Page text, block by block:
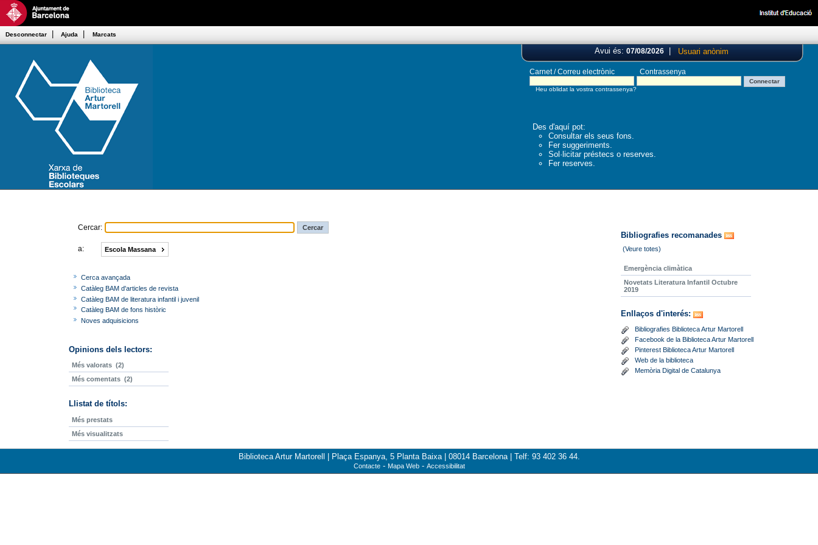
Desconnectar Ajuda Marcats
Avui és:07/08/2026 | Usuari anònim
Carnet / Correu electrònic Contrassenya
Connectar
Heu oblidat la vostra contrassenya?
Des d'aquí pot:
Consultar els seus fons.
Fer suggeriments.
Sol·licitar préstecs o reserves.
Fer reserves.
Cercar: Cercar
a: Escola Massana
Cerca avançada
Catàleg BAM d'articles de revista
Catàleg BAM de literatura infantil i juvenil
Catàleg BAM de fons històric
Noves adquisicions
Opinions dels lectors:
Més valorats (2)
Més comentats (2)
Llistat de títols:
Més prestats
Més visualitzats
Bibliografies recomanades
(Veure totes)
Emergència climàtica
Novetats Literatura Infantil Octubre
2019
Enllaços d'interés:
Bibliografies Biblioteca Artur Martorell
Facebook de la Biblioteca Artur Martorell
Pinterest Biblioteca Artur Martorell
Web de la biblioteca
Memòria Digital de Catalunya
Biblioteca Artur Martorell | Plaça Espanya, 5 Planta Baixa | 08014 Barcelona | Telf: 93 402 36 44.
Contacte- Mapa Web- Accessibilitat